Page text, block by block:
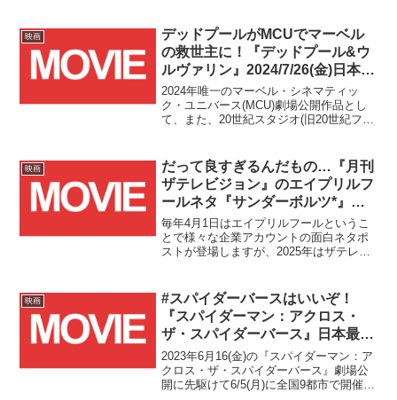
映画
デッドプールがMCUでマーベル
の救世主に！『デッドプール&ウ
ルヴァリン』2024/7/26(金)日本公
開決定&ティザー予告公開！！
2024年唯一のマーベル・シネマティッ
ク・ユニバース(MCU)劇場公開作品とし
て、また、20世紀スタジオ(旧20世紀フォ
よび日本での劇場公開日の発表、そして
ティザー予告が解禁されました！！
映画
だって良すぎるんだもの…『月刊
ザテレビジョン』のエイプリルフ
ールネタ『サンダーボルツ*』特
集号が嘘取り消しで発売へ！！
毎年4月1日はエイプリルフールというこ
とで様々な企業アカウントの面白ネタポ
ストが登場しますが、2025年はザテレビ
表紙の出来が良かったためネタであるこ
とを取り下げて発売を決定するといった
珍事がありました！！
映画
#スパイダーバースはいいぞ！
『スパイダーマン：アクロス・
ザ・スパイダーバース』日本最速
試写会招待キャンペーン第三弾が
応募受付スタート！！
2023年6月16(金)の『スパイダーマン：ア
クロス・ザ・スパイダーバース』劇場公
開に先駆けて6/5(月)に全国9都市で開催さ